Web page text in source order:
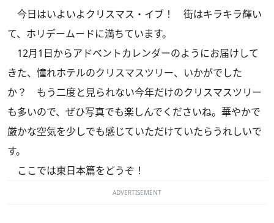
今日はいよいよクリスマス・イブ！ 街はキラキラ輝い
て、ホリデームードに満ちています。
12月1日からアドベントカレンダーのようにお届けして
きた、憧れホテルのクリスマスツリー、いかがでした
か？ もう二度と見られない今年だけのクリスマスツリー
も多いので、ぜひ写真でも楽しんでくださいね。華やかで
厳かな空気を少しでも感じていただけていたらうれしいで
す。
ここでは東日本篇をどうぞ！
ADVERTISEMENT